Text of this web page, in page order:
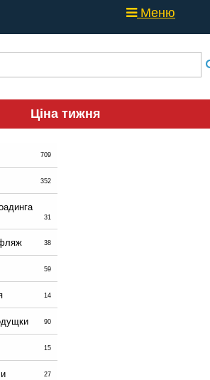
Меню
Ціна тижня
709
352
31
38
59
14
90
15
27